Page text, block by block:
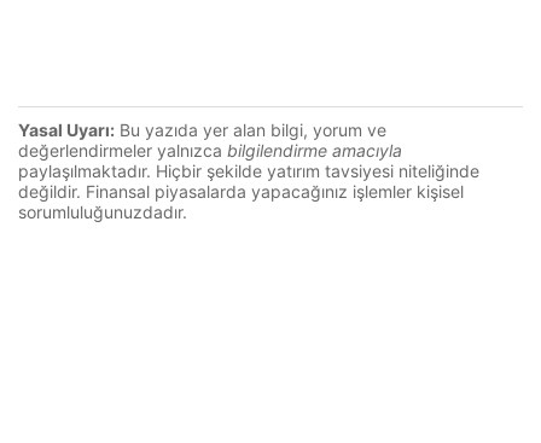
Yasal Uyarı: Bu yazıda yer alan bilgi, yorum ve
değerlendirmeler yalnızca bilgilendirme amacıyla
paylaşılmaktadır. Hiçbir şekilde yatırım tavsiyesi niteliğinde
değildir. Finansal piyasalarda yapacağınız işlemler kişisel
sorumluluğunuzdadır.